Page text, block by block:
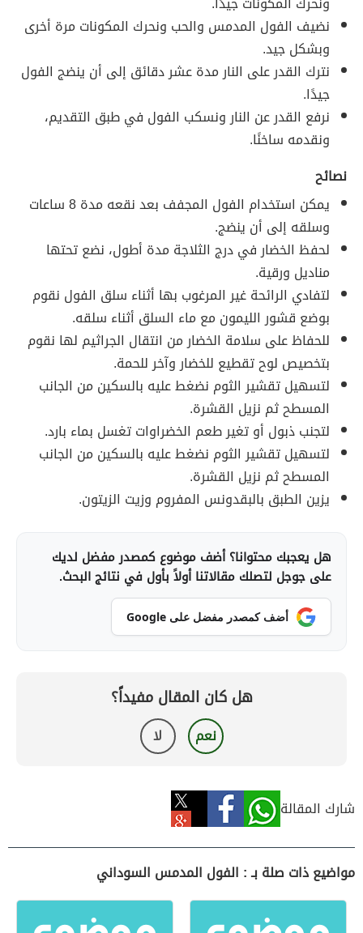
نضيف الفول المدمس والحب ونحرك المكونات مرة أخرى
وبشكل جيد.
نترك القدر على النار مدة عشر دقائق إلى أن ينضج الفول
جيدًا.
نرفع القدر عن النار ونسكب الفول في طبق التقديم،
ونقدمه ساخنًا.
نصائح
يمكن استخدام الفول المجفف بعد نقعه مدة 8 ساعات
وسلقه إلى أن ينضج.
لحفظ الخضار في درج الثلاجة مدة أطول، نضع تحتها
مناديل ورقية.
لتفادي الرائحة غير المرغوب بها أثناء سلق الفول نقوم
بوضع قشور الليمون مع ماء السلق أثناء سلقه.
للحفاظ على سلامة الخضار من انتقال الجراثيم لها نقوم
بتخصيص لوح تقطيع للخضار وآخر للحمة.
لتسهيل تقشير الثوم نضغط عليه بالسكين من الجانب
المسطح ثم نزيل القشرة.
لتجنب ذبول أو تغير طعم الخضراوات تغسل بماء بارد.
لتسهيل تقشير الثوم نضغط عليه بالسكين من الجانب
المسطح ثم نزيل القشرة.
يزين الطبق بالبقدونس المفروم وزيت الزيتون.
هل يعجبك محتوانا؟ أضف موضوع كمصدر مفضل لديك
على جوجل لتصلك مقالاتنا أولاً بأول في نتائج البحث.
أضف كمصدر مفضل على Google
هل كان المقال مفيداً؟
نعم لا
شارك المقالة
مواضيع ذات صلة بـ : الفول المدمس السوداني